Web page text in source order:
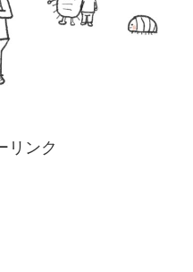
リンク